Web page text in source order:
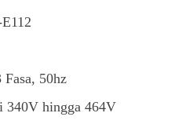
50hz
340V hingga 464V